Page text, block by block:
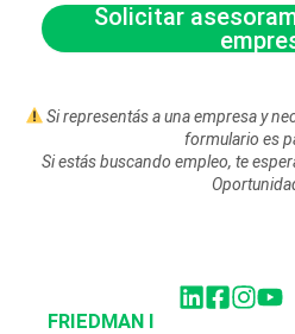
Solicitar
Si representás a una empresa y
formulario es
Si estás buscando empleo, te
FRIEDMAN I